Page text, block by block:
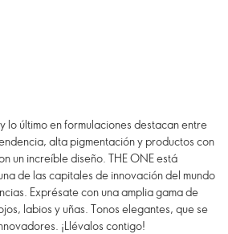
lo último en formulaciones destacan entre
alta pigmentación y productos con
un increíble diseño. THE ONE está
de las capitales de innovación del mundo
Exprésate con una amplia gama de
labios y uñas. Tonos elegantes, que se
¡Llévalos contigo!